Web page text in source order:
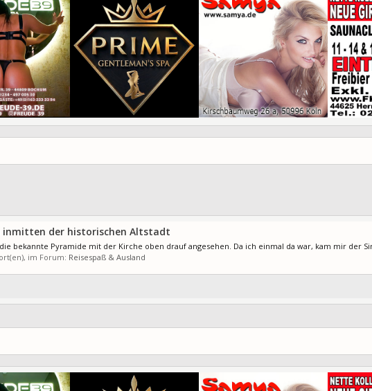
inmitten der historischen Altstadt
bekannte Pyramide mit der Kirche oben drauf angesehen. Da ich einmal da war, kam mir der
im Forum: Reisespaß & Ausland